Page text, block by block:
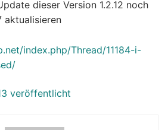
dieser Version 1.2.12 noch
aktualisieren
index.php/Thread/11184-i-
veröffentlicht